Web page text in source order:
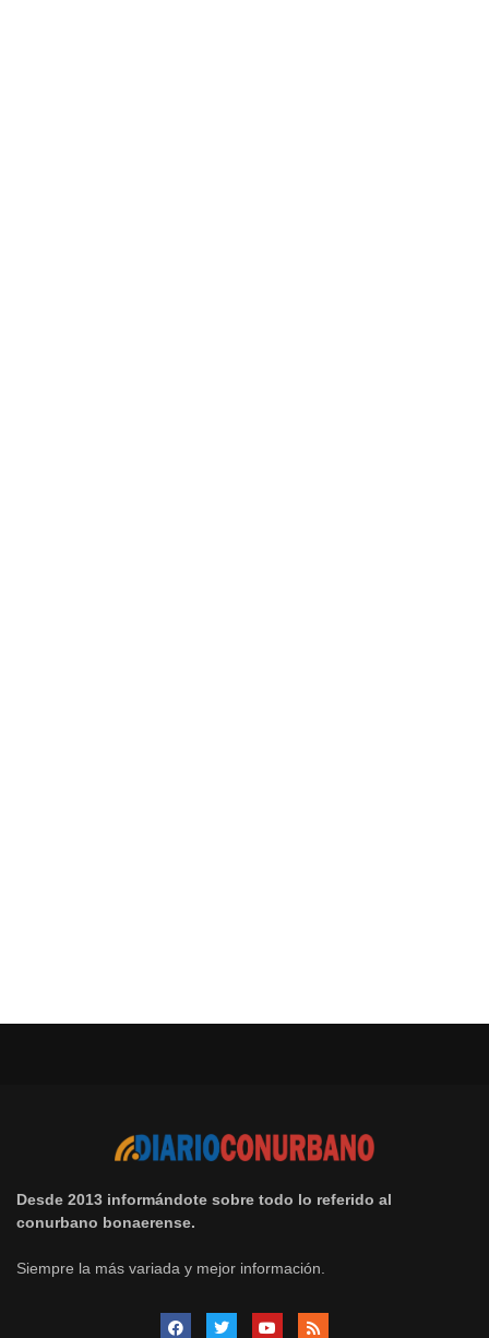
Desde 2013 informándote sobre todo lo referido al
conurbano bonaerense.
Siempre la más variada y mejor información.